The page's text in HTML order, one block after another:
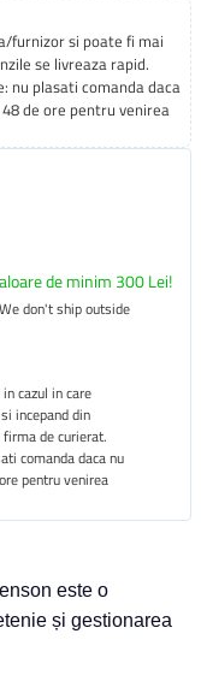
de minim 300 Lei!
don't ship outside
cazul in care
incepand din
de curierat.
comanda daca nu
pentru venirea
furnizor si poate fi mai
se livreaza rapid.
nu plasati comanda daca
de ore pentru venirea
este o
și gestionarea